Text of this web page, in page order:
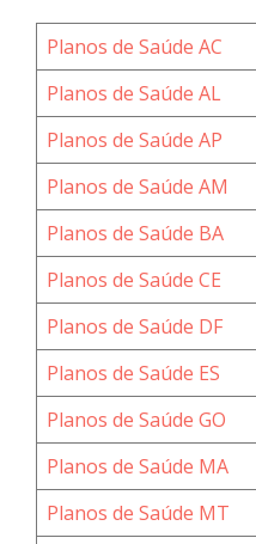
Planos de Saúde AC
Planos de Saúde AL
Planos de Saúde AP
Planos de Saúde AM
Planos de Saúde BA
Planos de Saúde CE
Planos de Saúde DF
Planos de Saúde ES
Planos de Saúde GO
Planos de Saúde MA
Planos de Saúde MT